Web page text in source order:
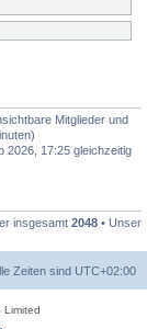
Mitglieder und
2026, 17:25 gleichzeitig
insgesamt 2048 • Unser
Zeiten sind UTC+02:00
Limited